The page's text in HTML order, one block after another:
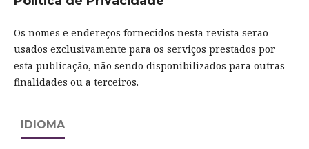
Os nomes e endereços fornecidos nesta revista serão
usados exclusivamente para os serviços prestados por
esta publicação, não sendo disponibilizados para outras
finalidades ou a terceiros.
IDIOMA